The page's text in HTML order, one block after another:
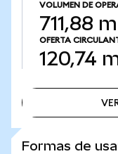
VOLUMEN DE
711,88
OFERTA
120,74
Formas de